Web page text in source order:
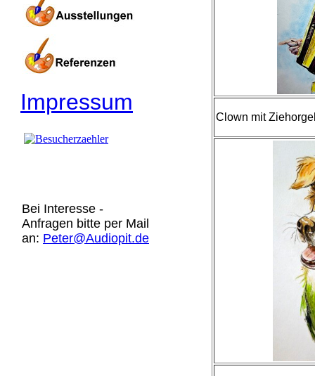
Impressum
Bei Interesse -
Anfragen bitte per Mail
an: Peter@Audiopit.de
Clown mit